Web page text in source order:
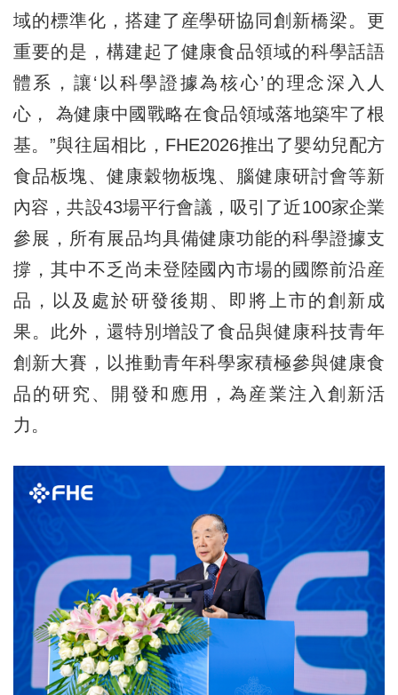
域的標準化，搭建了産學研協同創新橋梁。更
重要的是，構建起了健康食品領域的科學話語
體系，讓‘以科學證據為核心’的理念深入人
心， 為健康中國戰略在食品領域落地築牢了根
基。”與往屆相比，FHE2026推出了嬰幼兒配方
食品板塊、健康穀物板塊、腦健康研討會等新
內容，共設43場平行會議，吸引了近100家企業
參展，所有展品均具備健康功能的科學證據支
撐，其中不乏尚未登陸國內市場的國際前沿産
品，以及處於研發後期、即將上市的創新成
果。此外，還特別增設了食品與健康科技青年
創新大賽，以推動青年科學家積極參與健康食
品的研究、開發和應用，為産業注入創新活
力。